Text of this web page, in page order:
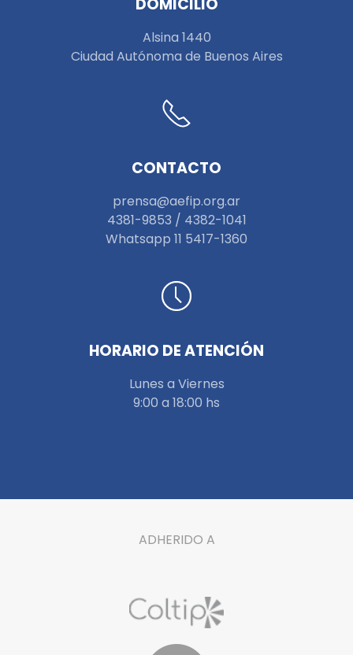
Alsina 1440
Ciudad Autónoma de Buenos Aires
CONTACTO
prensa@aefip.org.ar
4381-9853 / 4382-1041
Whatsapp 11 5417-1360
HORARIO DE ATENCIÓN
Lunes a Viernes
9:00 a 18:00 hs
ADHERIDO A